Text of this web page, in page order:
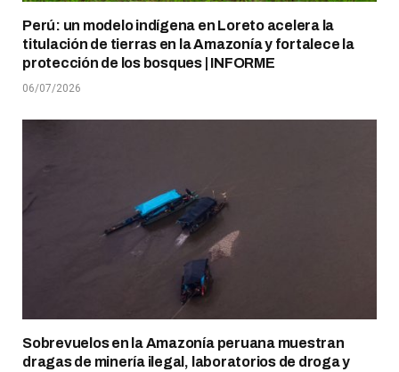
Perú: un modelo indígena en Loreto acelera la
titulación de tierras en la Amazonía y fortalece la
protección de los bosques | INFORME
06/07/2026
Sobrevuelos en la Amazonía peruana muestran
dragas de minería ilegal, laboratorios de droga y